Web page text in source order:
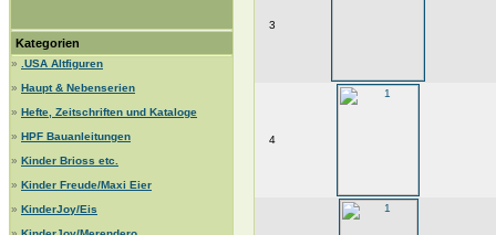
Kategorien
»
.USA Altfiguren
» Haupt & Nebenserien
» Hefte, Zeitschriften und Kataloge
» HPF Bauanleitungen
» Kinder Brioss etc.
» Kinder Freude/Maxi Eier
» KinderJoy/Eis
3
4